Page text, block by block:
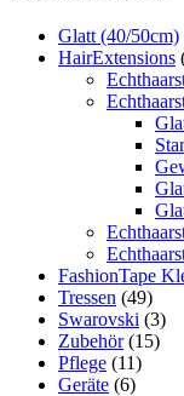
Glatt (40/50cm)
HairExtensions
FashionTape
Tressen (49)
Swarovski (3)
Zubehör (15)
Pflege (11)
Geräte (6)